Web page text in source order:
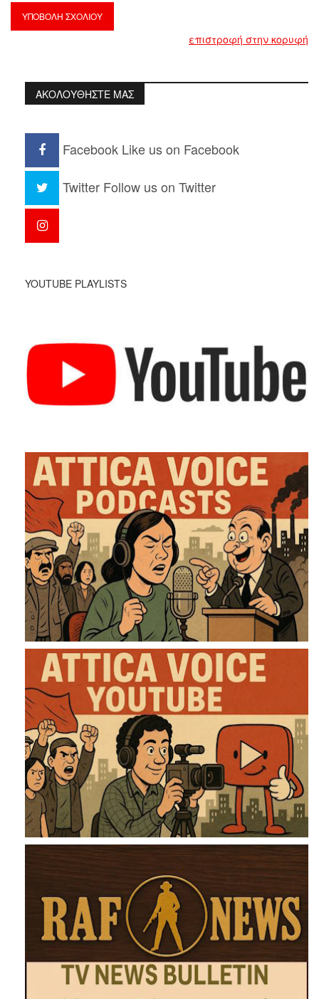
επιστροφή στην κορυφή
ΑΚΟΛΟΥΘΗΣΤΕ ΜΑΣ
Facebook Like us on Facebook
Twitter Follow us on Twitter
YOUTUBE PLAYLISTS